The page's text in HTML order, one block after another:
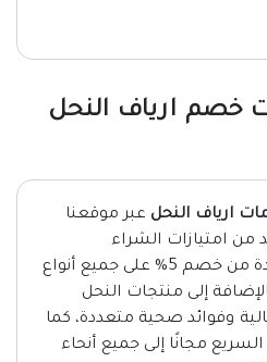
خصم ارياف النحل
ارياف النحل عبر موقعنا
من امتيازات الشراء
الإضافية، يمكنك الاستفادة من خصم 5% على جميع أنواع
100%، بالإضافة إلى منتجات النحل
وفوائد صحية متعددة، كما
مجانًا إلى جميع أنحاء